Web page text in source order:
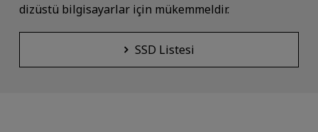
dizüstü bilgisayarlar için mükemmeldir.
SSD Listesi